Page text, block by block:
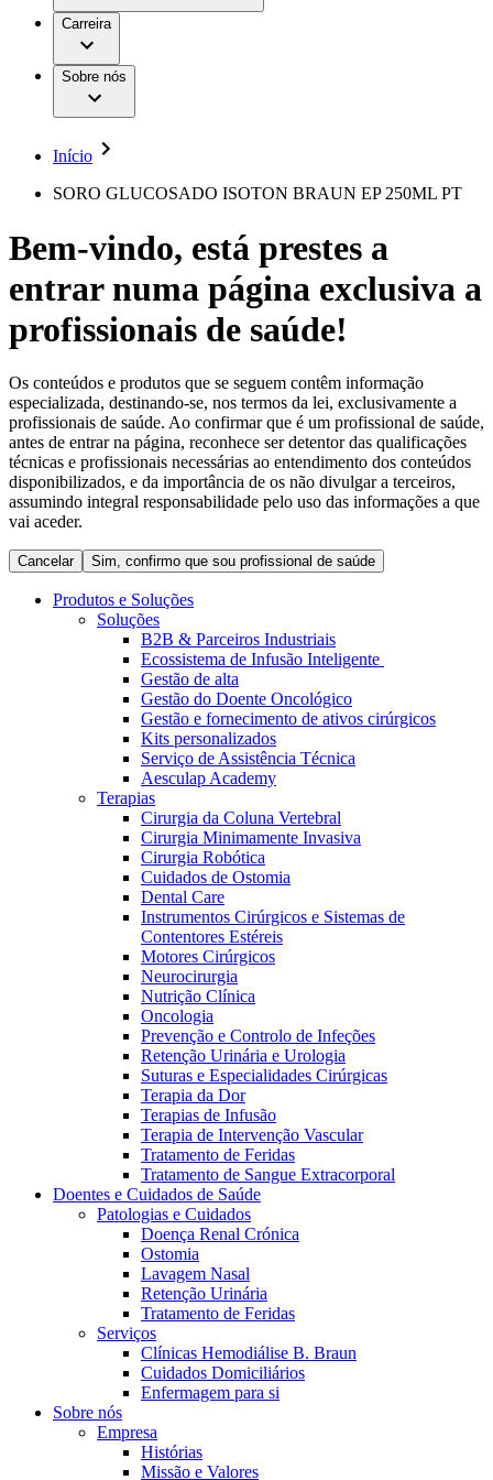
Aesculap Academy
Contentores Estéreis
Neurocirurgia
Nutrição Clínica
Prevenção e Controlo de Infeções
Retenção Urinária e Urologia
Suturas e Especialidades Cirúrgicas
Terapias de Infusão
Terapia de Intervenção Vascular
Tratamento de Feridas
Tratamento de Sangue Extracorporal
Soluções
Terapias
Catálogo de Produtos
Encontre o produto que procura. Visite o catálogo de produtos
da B. Braun com o nosso portfólio completo.
Patologias e Cuidados
Serviços
Cuidados Domiciliários
Coordenamos os seus cuidados médicos quando recebe alta
do hospital. Para mais informações, visite a nossa página de
cuidados domiciliários.
Trabalhar na B. Braun
Oportunidades de emprego
A nossa cultura
Vagas disponíveis
Descubra as tuas oportunidades de carreira na B. Braun.
Pesquise no nosso mercado de trabalho global por perfis de
trabalho interessantes.
Centro de Inovação
Responsabilidade
Acesso aos Cuidados de Saúde
Comunicados de Imprensa
Contactos
Formulário de Contacto
Empresa
Responsabilidade
Media
Centro de Inovação
Vamos impulsionar juntos a inovação na tecnologia médica.
Saiba mais sobre o nosso centro de inovação e apresente a sua
Contactos
Em diálogo com a B. Braun. Entre em contacto connosco
Carreira
Sobre nós
Início
SORO GLUCOSADO ISOTON BRAUN EP 250ML PT
Bem-vindo, está prestes a
entrar numa página exclusiva a
profissionais de saúde!
Os conteúdos e produtos que se seguem contêm informação
especializada, destinando-se, nos termos da lei, exclusivamente a
profissionais de saúde. Ao confirmar que é um profissional de saúde,
antes de entrar na página, reconhece ser detentor das qualificações
técnicas e profissionais necessárias ao entendimento dos conteúdos
disponibilizados, e da importância de os não divulgar a terceiros,
assumindo integral responsabilidade pelo uso das informações a que
vai aceder.
Cancelar Sim, confirmo que sou profissional de saúde
Produtos e Soluções
Soluções
B2B & Parceiros Industriais
Ecossistema de Infusão Inteligente
Gestão de alta
Gestão do Doente Oncológico
Gestão e fornecimento de ativos cirúrgicos
Kits personalizados
Serviço de Assistência Técnica
Aesculap Academy
Terapias
Cirurgia da Coluna Vertebral
Cirurgia Minimamente Invasiva
Cirurgia Robótica
Cuidados de Ostomia
Dental Care
Instrumentos Cirúrgicos e Sistemas de
Contentores Estéreis
Motores Cirúrgicos
Neurocirurgia
Nutrição Clínica
Oncologia
Prevenção e Controlo de Infeções
Retenção Urinária e Urologia
Suturas e Especialidades Cirúrgicas
Terapia da Dor
Terapias de Infusão
Terapia de Intervenção Vascular
Tratamento de Feridas
Tratamento de Sangue Extracorporal
Doentes e Cuidados de Saúde
Patologias e Cuidados
Doença Renal Crónica
Ostomia
Lavagem Nasal
Retenção Urinária
Tratamento de Feridas
Serviços
Clínicas Hemodiálise B. Braun
Cuidados Domiciliários
Enfermagem para si
Sobre nós
Empresa
Histórias
Missão e Valores